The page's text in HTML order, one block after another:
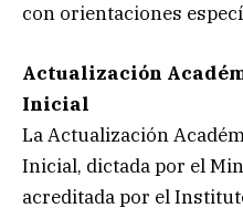
con orientaciones
Actualización
Inicial
La Actualización
Inicial, dictada por el
acreditada por el